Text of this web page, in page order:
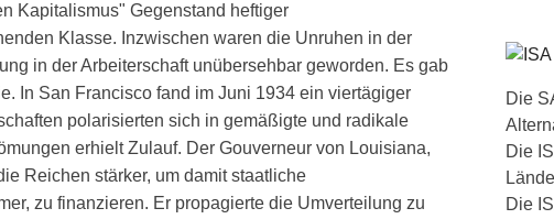
Kapitalismus" Gegenstand heftiger
Klasse. Inzwischen waren die Unruhen in der
in der Arbeiterschaft unübersehbar geworden. Es gab
In San Francisco fand im Juni 1934 ein viertägiger
polarisierten sich in gemäßigte und radikale
erhielt Zulauf. Der Gouverneur von Louisiana,
Reichen stärker, um damit staatliche
zu finanzieren. Er propagierte die Umverteilung zu
Die
Die
Die